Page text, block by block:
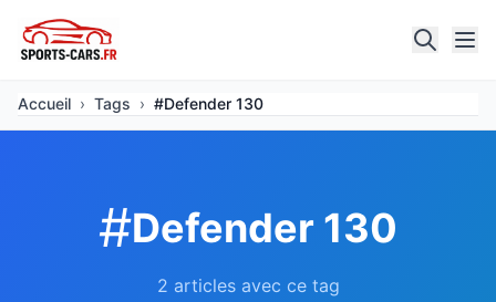
Accueil › Tags › #Defender 130
#Defender 130
2 articles avec ce tag